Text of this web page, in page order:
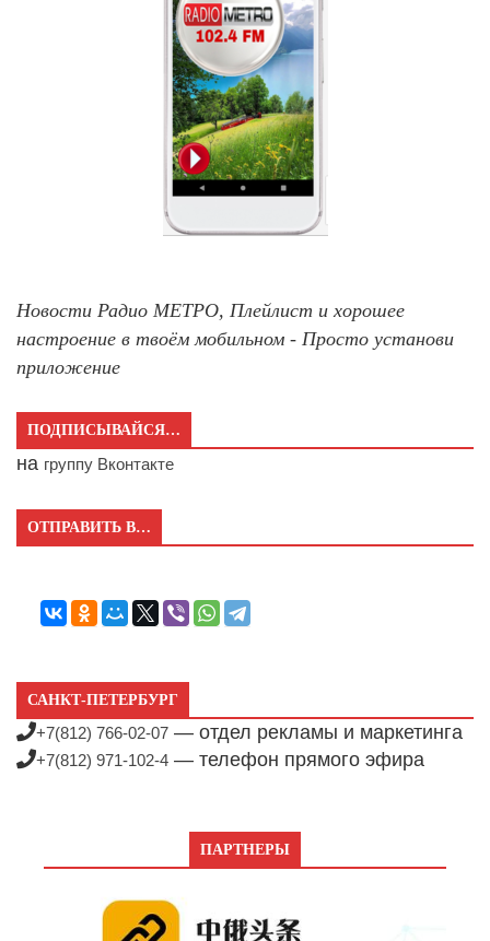
Новости Радио МЕТРО, Плейлист и хорошее
настроение в твоём мобильном - Просто установи
приложение
ПОДПИСЫВАЙСЯ…
на группу Вконтакте
ОТПРАВИТЬ В…
САНКТ-ПЕТЕРБУРГ
+7(812) 766-02-07 — отдел рекламы и маркетинга
+7(812) 971-102-4 — телефон прямого эфира
ПАРТНЕРЫ